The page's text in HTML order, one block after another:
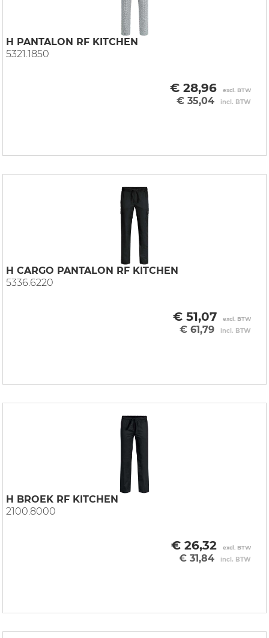
H PANTALON RF KITCHEN
5321.1850
€ 28,96 excl. BTW
€ 35,04 incl. BTW
H CARGO PANTALON RF KITCHEN
5336.6220
€ 51,07 excl. BTW
€ 61,79 incl. BTW
H BROEK RF KITCHEN
2100.8000
€ 26,32 excl. BTW
€ 31,84 incl. BTW